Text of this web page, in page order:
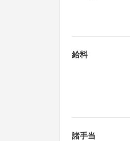
給料
諸手当